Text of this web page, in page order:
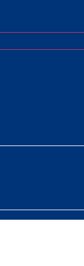
de valeur probante
de la
quant à la